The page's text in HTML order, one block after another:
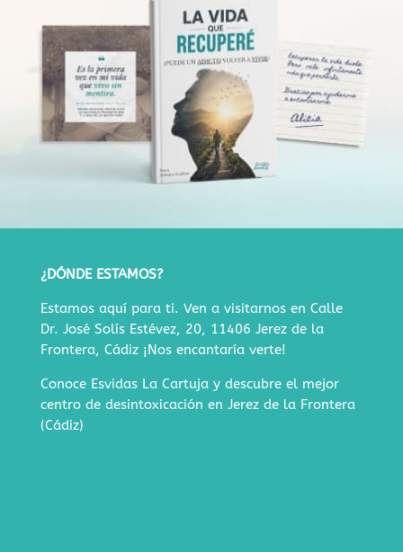
¿DÓNDE ESTAMOS?
Estamos aquí para ti. Ven a visitarnos en Calle
Dr. José Solís Estévez, 20, 11406 Jerez de la
Frontera, Cádiz¡Nos encantaría verte!
Conoce Esvidas La Cartuja y descubre el mejor
centro de desintoxicación en Jerez de la Frontera
(Cádiz)